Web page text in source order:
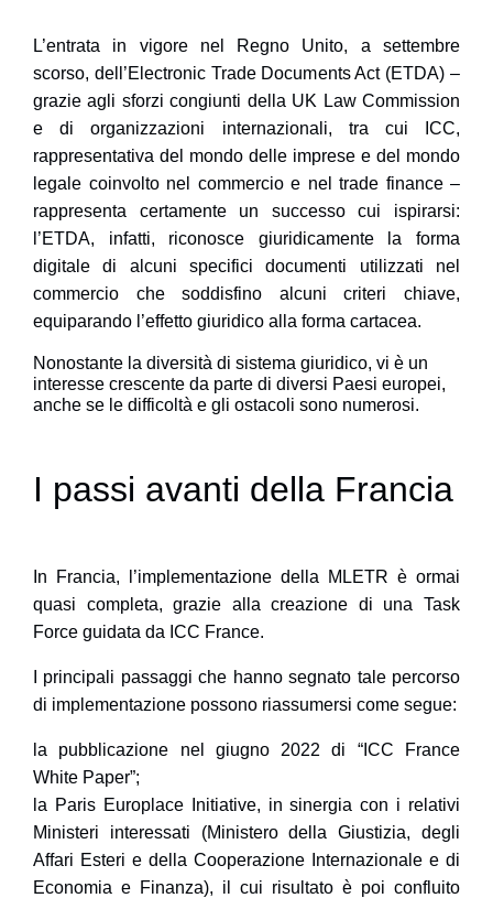
L’entrata in vigore nel Regno Unito, a settembre
scorso, dell’Electronic Trade Documents Act (ETDA) –
grazie agli sforzi congiunti della UK Law Commission
e di organizzazioni internazionali, tra cui ICC,
rappresentativa del mondo delle imprese e del mondo
legale coinvolto nel commercio e nel trade finance –
rappresenta certamente un successo cui ispirarsi:
l’ETDA, infatti, riconosce giuridicamente la forma
digitale di alcuni specifici documenti utilizzati nel
commercio che soddisfino alcuni criteri chiave,
equiparando l’effetto giuridico alla forma cartacea.
Nonostante la diversità di sistema giuridico, vi è un
interesse crescente da parte di diversi Paesi europei,
anche se le difficoltà e gli ostacoli sono numerosi.
I passi avanti della Francia
In Francia, l’implementazione della MLETR è ormai
quasi completa, grazie alla creazione di una Task
Force guidata da ICC France.
I principali passaggi che hanno segnato tale percorso
di implementazione possono riassumersi come segue:
la pubblicazione nel giugno 2022 di “ICC France
White Paper”;
la Paris Europlace Initiative, in sinergia con i relativi
Ministeri interessati (Ministero della Giustizia, degli
Affari Esteri e della Cooperazione Internazionale e di
Economia e Finanza), il cui risultato è poi confluito